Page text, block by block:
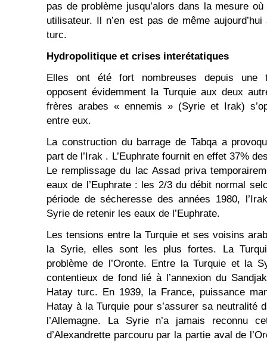
pas de problème jusqu’alors dans la mesure
utilisateur. Il n’en est pas de même
turc.
Hydropolitique et crises interétatiques
Elles ont été fort nombreuses depuis une
opposent évidemment la Turquie aux deux
frères arabes « ennemis » (Syrie et Irak)
entre eux.
La construction du barrage de Tabqa a
part de l’Irak . L’Euphrate fournit en effet 37%
Le remplissage du lac Assad priva
eaux de l’Euphrate : les 2/3 du débit normal
période de sécheresse des années 1980,
Syrie de retenir les eaux de l’Euphrate.
Les tensions entre la Turquie et ses voisins
la Syrie, elles sont les plus fortes. La
problème de l’Oronte. Entre la Turquie et la
contentieux de fond lié à l’annexion du
Hatay turc. En 1939, la France, puissance
Hatay à la Turquie pour s’assurer sa neutralité
l’Allemagne. La Syrie n’a jamais reconnu
d’Alexandrette parcouru par la partie aval de